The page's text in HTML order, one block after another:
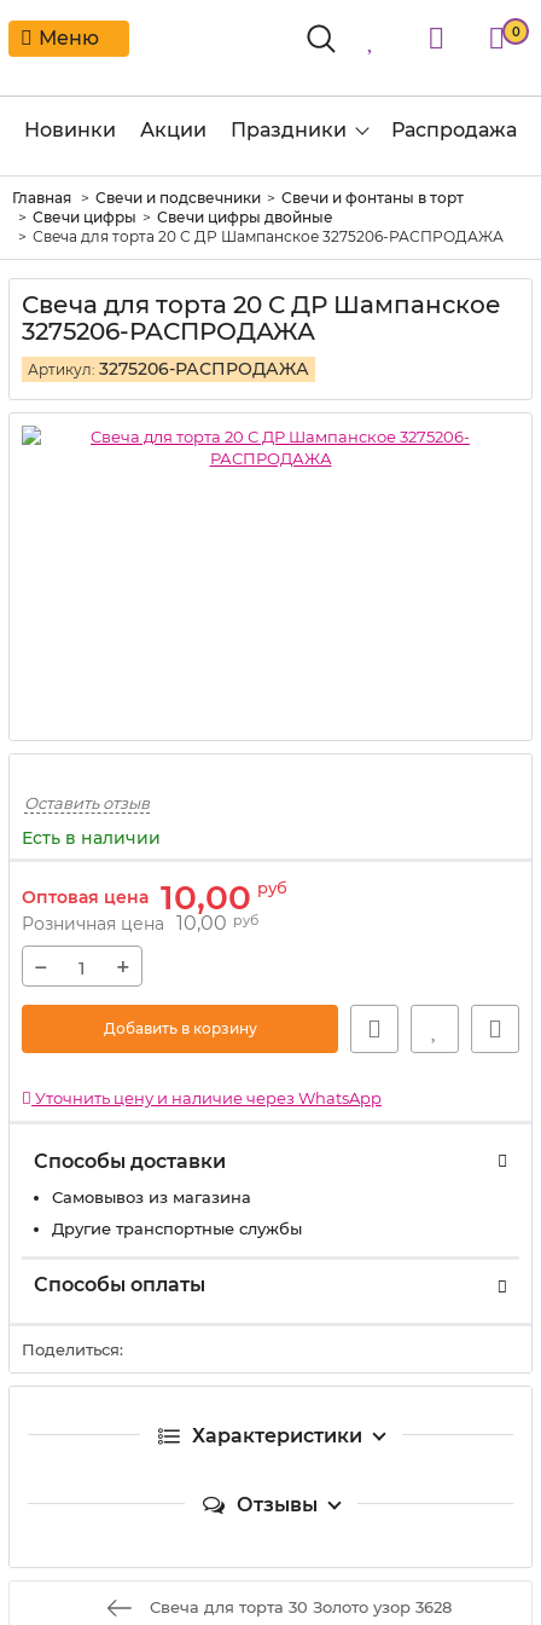
Меню 0
Новинки Акции Праздники Распродажа
Главная Свечи и подсвечники
Свечи и фонтаны в торт
Свечи цифры
Свечи цифры двойные
Свеча для торта 20 С ДР Шампанское 3275206-РАСПРОДАЖА
Свеча для торта 20 С ДР Шампанское
3275206-РАСПРОДАЖА
Артикул: 3275206-РАСПРОДАЖА
Оставить отзыв
Есть в наличии
Оптовая цена 10,00 руб
Розничная цена 10,00 руб
− +
Добавить в корзину
Уточнить цену и наличие через WhatsApp
Способы доставки
Самовывоз из магазина
Другие транспортные службы
Способы оплаты
Поделиться:
Характеристики
Отзывы
Свеча для торта 30 Золото узор 3628